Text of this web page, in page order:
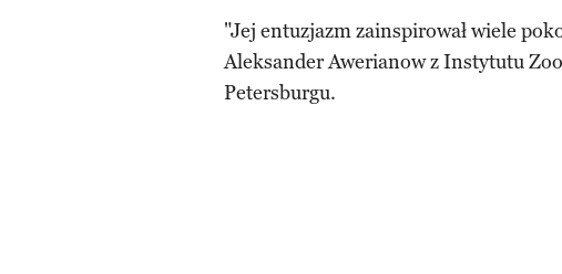
"Jej entuzjazm zainspirował wiele
Aleksander Awerianow z Instytutu
Petersburgu.